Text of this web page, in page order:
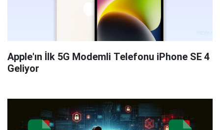
Apple'ın İlk 5G Modemli Telefonu iPhone SE 4
Geliyor